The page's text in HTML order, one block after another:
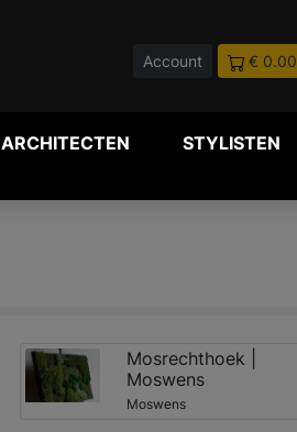
Account € 0.00
ARCHITECTEN STYLISTEN
Mosrechthoek |
Moswens
Moswens